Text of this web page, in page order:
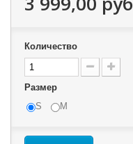
Количество
Размер
S
M